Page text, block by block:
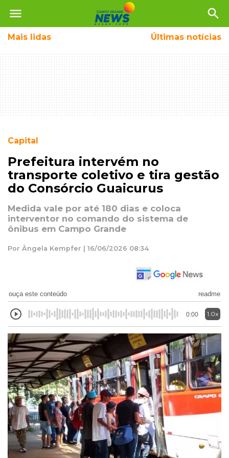
menu search
Mais lidas Últimas notícias
Capital
Prefeitura intervém no
transporte coletivo e tira gestão
do Consórcio Guaicurus
Medida vale por até 180 dias e coloca
interventor no comando do sistema de
ônibus em Campo Grande
Por Ângela Kempfer | 16/06/2026 08:34
ouça este conteúdo readme
0:00 1.0x